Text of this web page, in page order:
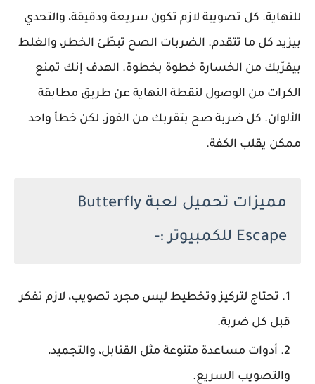
للنهاية. كل تصويبة لازم تكون سريعة ودقيقة، والتحدي
بيزيد كل ما تتقدم. الضربات الصح تبطّئ الخطر، والغلط
بيقرّبك من الخسارة خطوة بخطوة. الهدف إنك تمنع
الكرات من الوصول لنقطة النهاية عن طريق مطابقة
الألوان. كل ضربة صح بتقربك من الفوز، لكن خطأ واحد
ممكن يقلب الكفة.
مميزات تحميل لعبة Butterfly
Escape للكمبيوتر :-
تحتاج لتركيز وتخطيط ليس مجرد تصويب، لازم تفكر
قبل كل ضربة.
أدوات مساعدة متنوعة مثل القنابل، والتجميد،
والتصويب السريع.